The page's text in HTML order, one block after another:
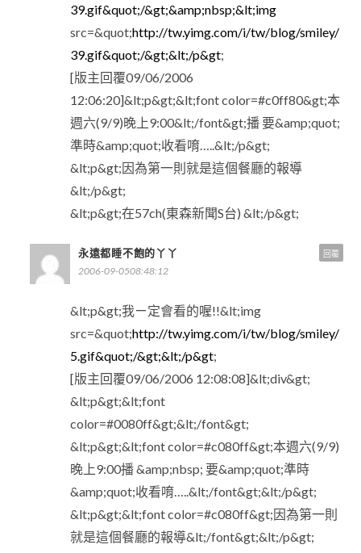
39.gif&quot;/&gt;&amp;nbsp;&lt;img
src=&quot;http://tw.yimg.com/i/tw/blog/smiley/
39.gif&quot;/&gt;&lt;/p&gt;
[版主回覆09/06/2006
12:06:20]&lt;p&gt;&lt;font color=#c0ff80&gt;本
週六(9/9)晚上9:00&lt;/font&gt;播 要&amp;quot;
準時&amp;quot;收看唷…..&lt;/p&gt;
&lt;p&gt;因為第一則就是這個餐廳的報導
&lt;/p&gt;
&lt;p&gt;在57ch(東森新聞S台) &lt;/p&gt;
永遠都睡不飽的丫丫
2006-09-0508:48:12
&lt;p&gt;我ㄧ定會看的喔!!&lt;img
src=&quot;http://tw.yimg.com/i/tw/blog/smiley/
5.gif&quot;/&gt;&lt;/p&gt;
[版主回覆09/06/2006 12:08:08]&lt;div&gt;
&lt;p&gt;&lt;font
color=#0080ff&gt;&lt;/font&gt;
&lt;p&gt;&lt;font color=#c080ff&gt;本週六(9/9)
晚上9:00播 &amp;nbsp; 要&amp;quot;準時
&amp;quot;收看唷…..&lt;/font&gt;&lt;/p&gt;
&lt;p&gt;&lt;font color=#c080ff&gt;因為第一則
就是這個餐廳的報導&lt;/font&gt;&lt;/p&gt;
回覆